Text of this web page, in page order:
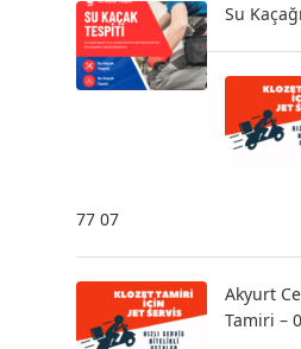
Su
77 07
Akyurt
Tamiri –